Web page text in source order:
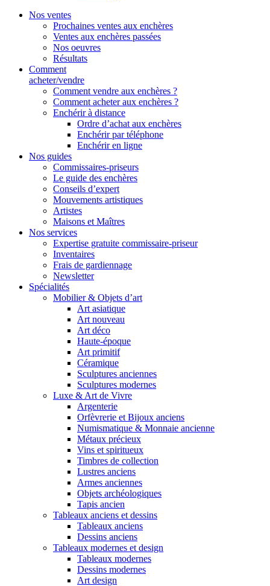
Nos ventes
Prochaines ventes aux enchères
Ventes aux enchères passées
Nos oeuvres
Résultats
Comment
acheter/vendre
Comment vendre aux enchères ?
Comment acheter aux enchères ?
Enchérir à distance
Ordre d’achat aux enchères
Enchérir par téléphone
Enchérir en ligne
Nos guides
Commissaires-priseurs
Le guide des enchères
Conseils d’expert
Mouvements artistiques
Artistes
Maisons et Maîtres
Nos services
Expertise gratuite commissaire-priseur
Inventaires
Frais de gardiennage
Newsletter
Spécialités
Mobilier & Objets d’art
Art asiatique
Art nouveau
Art déco
Haute-époque
Art primitif
Céramique
Sculptures anciennes
Sculptures modernes
Luxe & Art de Vivre
Argenterie
Orfèvrerie et Bijoux anciens
Numismatique & Monnaie ancienne
Métaux précieux
Vins et spiritueux
Timbres de collection
Lustres anciens
Armes anciennes
Objets archéologiques
Tapis ancien
Tableaux anciens et dessins
Tableaux anciens
Dessins anciens
Tableaux modernes et design
Tableaux modernes
Dessins modernes
Art design